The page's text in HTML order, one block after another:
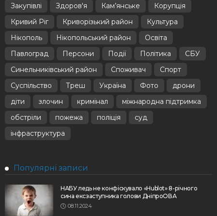
Закупівлі
Здоров'я Кам’янське
Корупція
Кривий Ріг
Криворізький район
Культура
Нікополь
Нікопольський район
Освіта
Павлоград
Персони Події Політика
СБУ
Синельниківський район
Споживач
Спорт
Суспільство
Треш Україна Фото
дрони
діти
злочин кримінал
міжнародна підтримка
обстріли
пожежа поліція
суд
інфраструктура
Популярні записи
НАБУ ледь не конфіскувало «Hublot» 8-річного
сина ексзаступника голови ДніпроОВА
08.11.2024